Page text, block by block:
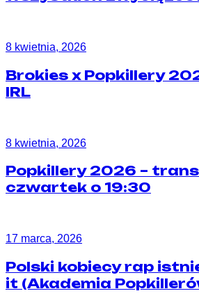
8 kwietnia, 2026
Brokies x Popkillery
IRL
8 kwietnia, 2026
Popkillery 2026 –
czwartek o 19:30
17 marca, 2026
Polski kobiecy rap
it (Akademia